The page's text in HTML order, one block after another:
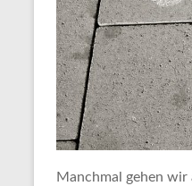
Manchmal gehen wir